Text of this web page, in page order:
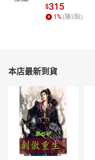
書】
$315
1 % (賺3點)
本店最新到貨